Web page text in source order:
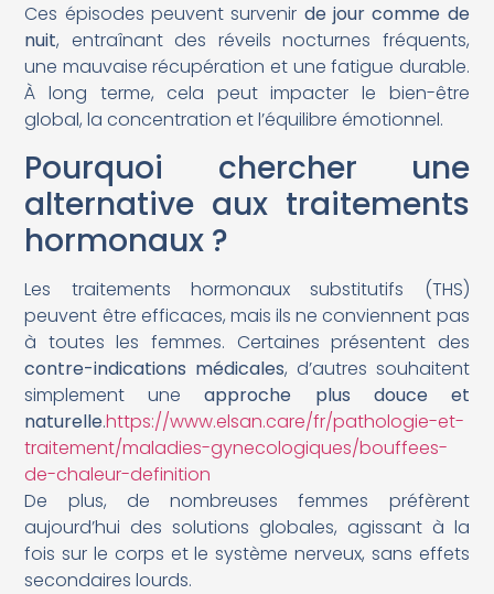
Ces épisodes peuvent survenir de jour comme de
nuit, entraînant des réveils nocturnes fréquents,
une mauvaise récupération et une fatigue durable.
À long terme, cela peut impacter le bien-être
global, la concentration et l’équilibre émotionnel.
Pourquoi chercher une
alternative aux traitements
hormonaux ?
Les traitements hormonaux substitutifs (THS)
peuvent être efficaces, mais ils ne conviennent pas
à toutes les femmes. Certaines présentent des
contre-indications médicales, d’autres souhaitent
simplement uneapproche plus douce et
naturelle.https://www.elsan.care/fr/pathologie-et-
traitement/maladies-gynecologiques/bouffees-
de-chaleur-definition
De plus, de nombreuses femmes préfèrent
aujourd’hui des solutions globales, agissant à la
fois sur le corps et le système nerveux, sans effets
secondaires lourds.